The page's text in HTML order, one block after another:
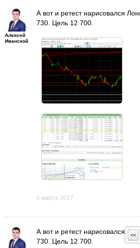
Алексей
Иванской
А вот и ретест нарисовался
730. Цель 12 700.
6 марта 2017
А вот и ретест нарисовался
730. Цель 12 700.
<<